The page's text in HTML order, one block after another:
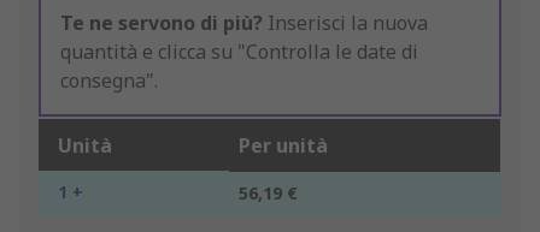
Te ne servono di più? Inserisci la nuova
quantità e clicca su "Controlla le date di
consegna".
Unità Per unità
1 + 56,19 €